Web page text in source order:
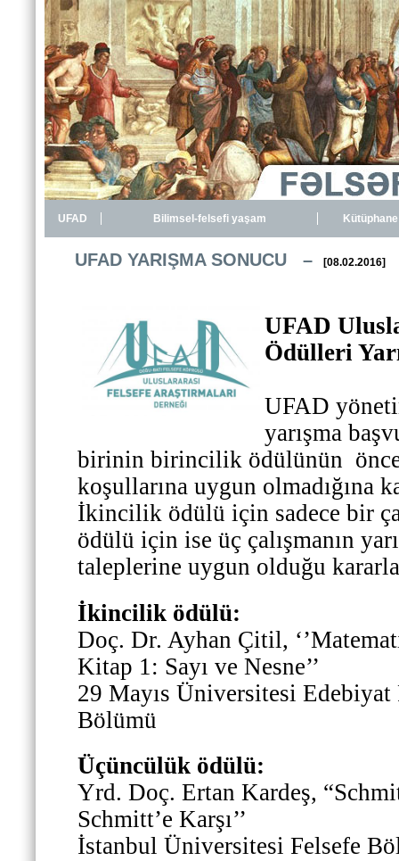
UFAD Bilimsel-felsefi yaşam Kütüphane
UFAD YARIŞMA SONUCU – [08.02.2016]
UFAD
Ödülleri
UFAD
yarışma
birinin birincilik ödülünün
koşullarına uygun olmadığına
İkincilik ödülü için sadece bir
ödülü için ise üç çalışmanın
taleplerine uygun olduğu
İkincilik ödülü:
Doç. Dr. Ayhan Çitil,
Kitap 1: Sayı ve Nesne’’
29 Mayıs Üniversitesi Edebiyat
Bölümü
Üçüncülük ödülü:
Yrd. Doç. Ertan Kardeş,
Schmitt’e Karşı’’
İstanbul Üniversitesi Felsefe